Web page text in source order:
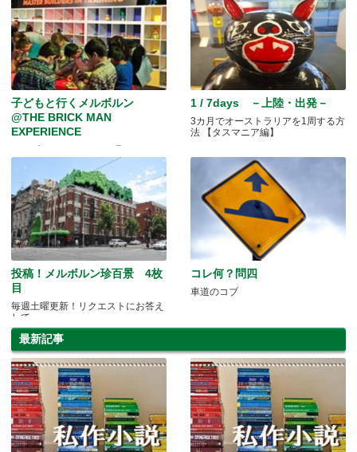
子どもと行くメルボルン
@THE BRICK MAN
EXPERIENCE
トップレベルのLEGOを見に♪
1 / 7days －上陸・出発－
3カ月でオーストラリアを1周する方
法 【タスマニア編】
投稿！メルボルン珍百景 4枚
目
毎週土曜更新！リクエストにお答え
して...
コレ何？問四
車道のコブ
最新記事